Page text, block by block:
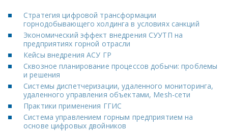
Стратегия цифровой трансформации
горнодобывающего холдинга в условиях санкций
Экономический эффект внедрения СУУТП на
предприятиях горной отрасли
Кейсы внедрения АСУ ГР
Сквозное планирование процессов добычи: проблемы
и решения
Системы диспетчеризации, удаленного мониторинга,
удаленного управления объектами, Mesh-сети
Практики применения ГГИС
Система управлением горным предприятием на
основе цифровых двойников